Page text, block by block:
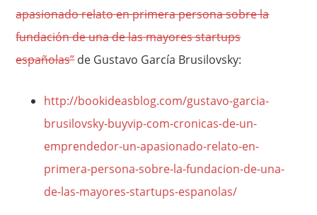
apasionado relato en primera persona sobre la
fundación de una de las mayores startups
españolas”de Gustavo García Brusilovsky:
http://bookideasblog.com/gustavo-garcia-
brusilovsky-buyvip-com-cronicas-de-un-
emprendedor-un-apasionado-relato-en-
primera-persona-sobre-la-fundacion-de-una-
de-las-mayores-startups-espanolas/